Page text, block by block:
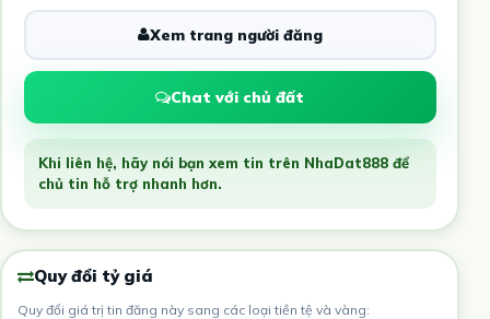
Xem trang người đăng
Chat với chủ đất
Khi liên hệ, hãy nói bạn xem tin trên NhaDat888 để
chủ tin hỗ trợ nhanh hơn.
Quy đổi tỷ giá
Quy đổi giá trị tin đăng này sang các loại tiền tệ và vàng: